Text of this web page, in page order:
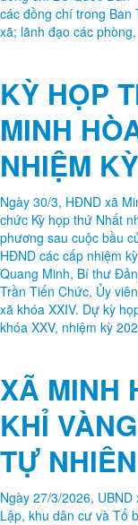
KỲ HỌP
MINH
NHIỆM
Ngày 30/3, HĐND xã
chức Kỳ họp thứ Nhất
phương sau cuộc bầu
HĐND các cấp nhiệm
Quang Minh, Bí thư
Trần Tiến Chức, Ủy
xã khóa XXIV. Dự kỳ
khóa XXV, nhiệm kỳ
XÃ MINH
KHỈ
TỰ NHIÊN
Ngày 27/3/2026,
Lập, khu dân cư và Tổ
thả 1 cá thể khỉ vàng
Đức Xuân, xã Minh Hòa.